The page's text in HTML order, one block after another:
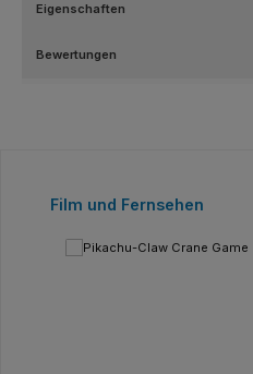
Eigenschaften
Bewertungen
Produktgalerie überspringen
Film und Fernsehen